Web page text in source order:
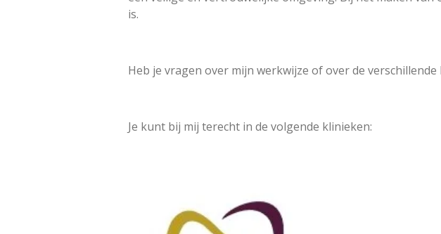
is.
Heb je vragen over mijn werkwijze of over de
Je kunt bij mij terecht in de volgende klinieken: